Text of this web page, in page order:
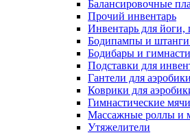
Балансировочные
Прочий инвентарь
Инвентарь для йоги,
Бодипампы и штанги
Бодибары и
Подставки для
Гантели для аэробики
Коврики для
Гимнастические
Массажные роллы и
Утяжелители